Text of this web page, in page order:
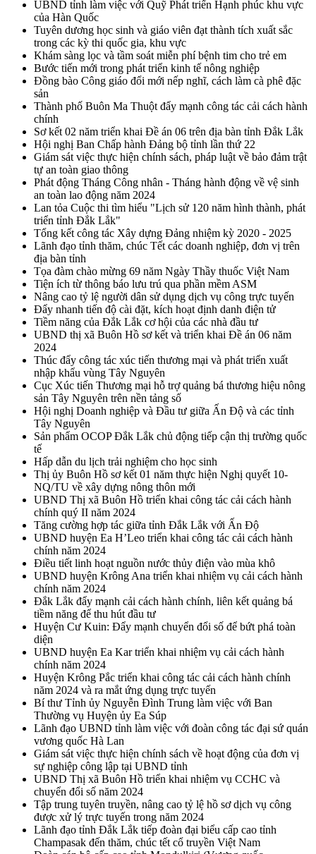
UBND tỉnh làm việc với Quỹ Phát triển Hạnh phúc khu vực
của Hàn Quốc
Tuyên dương học sinh và giáo viên đạt thành tích xuất sắc
trong các kỳ thi quốc gia, khu vực
Khám sàng lọc và tầm soát miễn phí bệnh tim cho trẻ em
Bước tiến mới trong phát triển kinh tế nông nghiệp
Đồng bào Công giáo đổi mới nếp nghĩ, cách làm cà phê đặc
sản
Thành phố Buôn Ma Thuột đẩy mạnh công tác cải cách hành
chính
Sơ kết 02 năm triển khai Đề án 06 trên địa bàn tỉnh Đắk Lắk
Hội nghị Ban Chấp hành Đảng bộ tỉnh lần thứ 22
Giám sát việc thực hiện chính sách, pháp luật về bảo đảm trật
tự an toàn giao thông
Phát động Tháng Công nhân - Tháng hành động về vệ sinh
an toàn lao động năm 2024
Lan tỏa Cuộc thi tìm hiểu "Lịch sử 120 năm hình thành, phát
triển tỉnh Đắk Lắk"
Tổng kết công tác Xây dựng Đảng nhiệm kỳ 2020 - 2025
Lãnh đạo tỉnh thăm, chúc Tết các doanh nghiệp, đơn vị trên
địa bàn tỉnh
Tọa đàm chào mừng 69 năm Ngày Thầy thuốc Việt Nam
Tiện ích từ thông báo lưu trú qua phần mềm ASM
Nâng cao tỷ lệ người dân sử dụng dịch vụ công trực tuyến
Đẩy nhanh tiến độ cài đặt, kích hoạt định danh điện tử
Tiềm năng của Đắk Lắk cơ hội của các nhà đầu tư
UBND thị xã Buôn Hồ sơ kết và triển khai Đề án 06 năm
2024
Thúc đẩy công tác xúc tiến thương mại và phát triển xuất
nhập khẩu vùng Tây Nguyên
Cục Xúc tiến Thương mại hỗ trợ quảng bá thương hiệu nông
sản Tây Nguyên trên nền tảng số
Hội nghị Doanh nghiệp và Đầu tư giữa Ấn Độ và các tỉnh
Tây Nguyên
Sản phẩm OCOP Đắk Lắk chủ động tiếp cận thị trường quốc
tế
Hấp dẫn du lịch trải nghiệm cho học sinh
Thị ủy Buôn Hồ sơ kết 01 năm thực hiện Nghị quyết 10-
NQ/TU về xây dựng nông thôn mới
UBND Thị xã Buôn Hồ triển khai công tác cải cách hành
chính quý II năm 2024
Tăng cường hợp tác giữa tỉnh Đắk Lắk với Ấn Độ
UBND huyện Ea H’Leo triển khai công tác cải cách hành
chính năm 2024
Điều tiết linh hoạt nguồn nước thủy điện vào mùa khô
UBND huyện Krông Ana triển khai nhiệm vụ cải cách hành
chính năm 2024
Đắk Lắk đẩy mạnh cải cách hành chính, liên kết quảng bá
tiềm năng để thu hút đầu tư
Huyện Cư Kuin: Đẩy mạnh chuyển đổi số để bứt phá toàn
diện
UBND huyện Ea Kar triển khai nhiệm vụ cải cách hành
chính năm 2024
Huyện Krông Pắc triển khai công tác cải cách hành chính
năm 2024 và ra mắt ứng dụng trực tuyến
Bí thư Tỉnh ủy Nguyễn Đình Trung làm việc với Ban
Thường vụ Huyện ủy Ea Súp
Lãnh đạo UBND tỉnh làm việc với đoàn công tác đại sứ quán
vương quốc Hà Lan
Giám sát việc thực hiện chính sách về hoạt động của đơn vị
sự nghiệp công lập tại UBND tỉnh
UBND Thị xã Buôn Hồ triển khai nhiệm vụ CCHC và
chuyển đổi số năm 2024
Tập trung tuyên truyền, nâng cao tỷ lệ hồ sơ dịch vụ công
được xử lý trực tuyến trong năm 2024
Lãnh đạo tỉnh Đắk Lắk tiếp đoàn đại biểu cấp cao tỉnh
Champasak đến thăm, chúc tết cổ truyền Việt Nam